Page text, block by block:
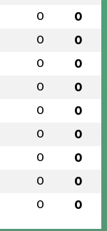
0 0
0 0
0 0
0 0
0 0
0 0
0 0
0 0
0 0